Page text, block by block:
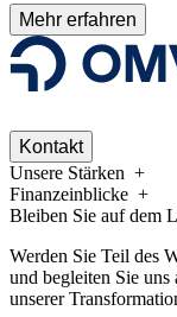
Mehr erfahren
Kontakt
Unsere Stärken
Finanzeinblicke
Bleiben Sie auf dem
Werden Sie Teil des
und begleiten Sie uns
unserer